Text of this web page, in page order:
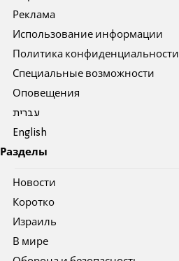
Реклама
Использование информации
Политика конфиденциальности
Специальные возможности
Оповещения
עברית
English
Разделы
Новости
Коротко
Израиль
В мире